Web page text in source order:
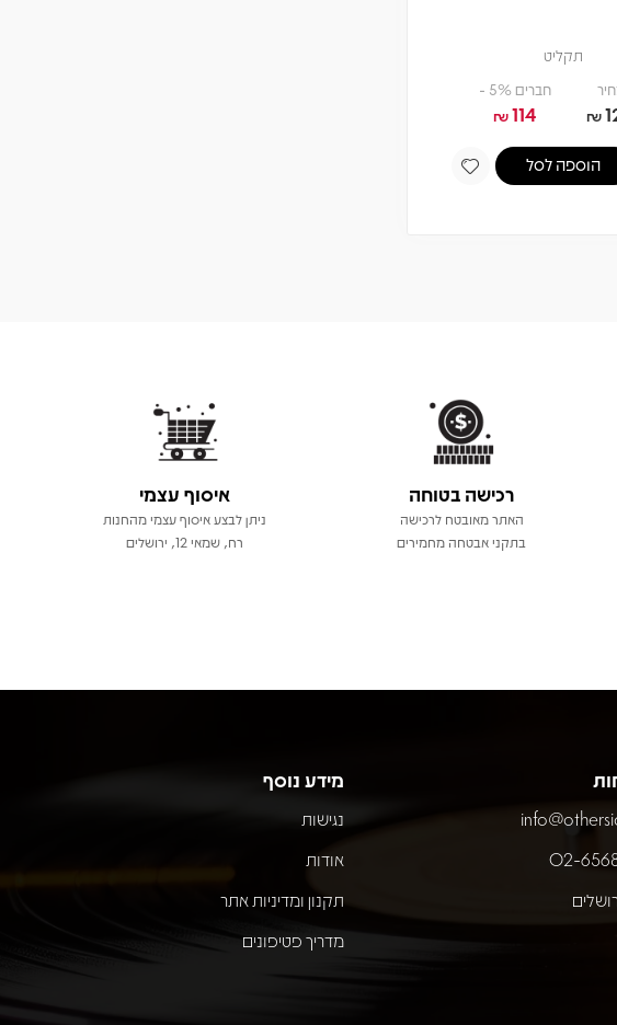
תקליט
₪
חברים 5% -
114
₪
הוספה לסל
רכישה בטוחה
האתר מאובטח לרכישה
בתקני אבטחה מחמירים
איסוף עצמי
ניתן לבצע איסוף עצמי מהחנות
רח, שמאי 12, ירושלים
מידע נוסף
נגישות
אודות
תקנון ומדיניות אתר
מדריך פטיפונים